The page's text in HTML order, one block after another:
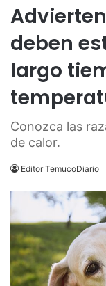
deben
largo
Conozca las
de calor.
Editor TemucoDiario